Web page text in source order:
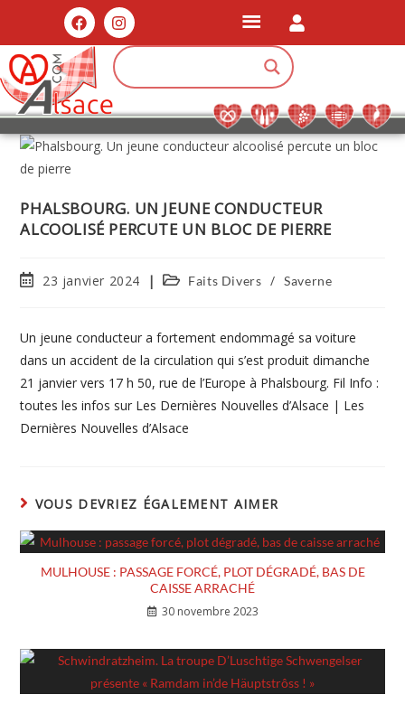
PHALSBOURG. UN JEUNE CONDUCTEUR
ALCOOLISÉ PERCUTE UN BLOC DE PIERRE
23 janvier 2024 Faits Divers / Saverne
Un jeune conducteur a fortement endommagé sa voiture
dans un accident de la circulation qui s’est produit dimanche
21 janvier vers 17 h 50, rue de l’Europe à Phalsbourg. Fil Info :
toutes les infos sur Les Dernières Nouvelles d’Alsace | Les
Dernières Nouvelles d’Alsace
VOUS DEVRIEZ ÉGALEMENT AIMER
MULHOUSE : PASSAGE FORCÉ, PLOT DÉGRADÉ, BAS DE
CAISSE ARRACHÉ
30 novembre 2023